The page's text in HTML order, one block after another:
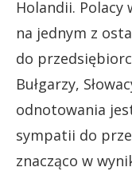
Holandii.
na jednym z
do
Bułgarzy,
odnotowania
sympatii do
znacząco w